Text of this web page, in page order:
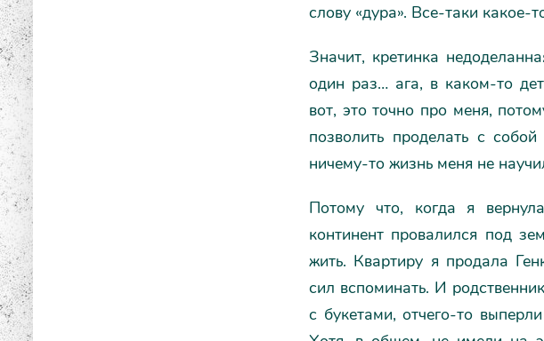
слову «дура». Все-таки какое-
Значит, кретинка
один раз… ага, в каком-то
вот, это точно про меня,
позволить проделать с
ничему-то жизнь меня не
Потому что, когда я
континент провалился под
жить. Квартиру я продала
сил вспоминать. И
с букетами, отчего-то